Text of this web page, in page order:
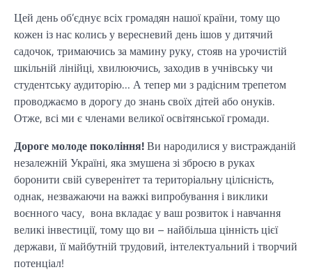
Цей день об’єднує всіх громадян нашої країни, тому що
кожен із нас колись у вересневий день ішов у дитячий
садочок, тримаючись за мамину руку, стояв на урочистій
шкільній лінійці, хвилюючись, заходив в учнівську чи
студентську аудиторію… А тепер ми з радісним трепетом
проводжаємо в дорогу до знань своїх дітей або онуків.
Отже, всі ми є членами великої освітянської громади.
Дороге молоде покоління!Ви народилися у вистражданій
незалежній Україні, яка змушена зі зброєю в руках
боронити свій суверенітет та територіальну цілісність,
однак, незважаючи на важкі випробування і виклики
воєнного часу, вона вкладає у ваш розвиток і навчання
великі інвестиції, тому що ви – найбільша цінність цієї
держави, її майбутній трудовий, інтелектуальний і творчий
потенціал!